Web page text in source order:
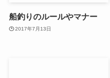
船釣りのルールやマナー
2017年7月13日